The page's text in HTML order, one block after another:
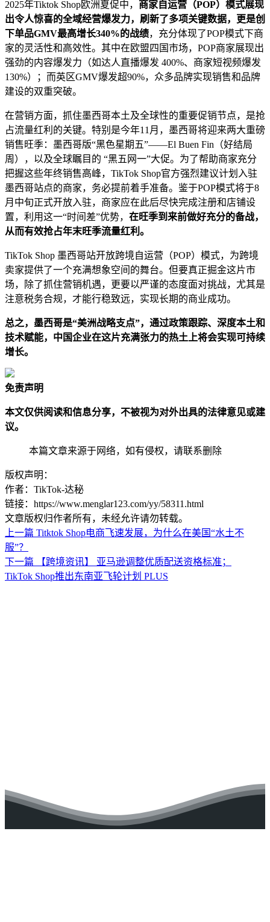
2025年Tiktok Shop欧洲夏促中， 商家自运营（POP）模式展现
出令人惊喜的全域经营爆发力，刷新了多项关键数据，更是创
下单品GMV最高增长340%的战绩，充分体现了POP模式下商
家的灵活性和高效性。其中在欧盟四国市场，POP商家展现出
强劲的内容爆发力（如达人直播爆发 400%、商家短视频爆发
130%）；而英区GMV爆发超90%，众多品牌实现销售和品牌
建设的双重突破。
在营销方面，抓住墨西哥本土及全球性的重要促销节点，是抢
占流量红利的关键。特别是今年11月，墨西哥将迎来两大重磅
销售旺季：墨西哥版“黑色星期五”——El Buen Fin（好结局
周），以及全球瞩目的 “黑五网一”大促。为了帮助商家充分
把握这些年终销售高峰，TikTok Shop官方强烈建议计划入驻
墨西哥站点的商家，务必提前着手准备。鉴于POP模式将于8
月中旬正式开放入驻，商家应在此后尽快完成注册和店铺设
置，利用这一“时间差”优势， 在旺季到来前做好充分的备战，
从而有效抢占年末旺季流量红利。
TikTok Shop 墨西哥站开放跨境自运营（POP）模式，为跨境
卖家提供了一个充满想象空间的舞台。但要真正掘金这片市
场，除了抓住营销机遇，更要以严谨的态度面对挑战，尤其是
注意税务合规，才能行稳致远，实现长期的商业成功。
总之，墨西哥是“美洲战略支点”，通过政策跟踪、深度本土和
技术赋能，中国企业在这片充满张力的热土上将会实现可持续
增长。
免责声明
本文仅供阅读和信息分享，不被视为对外出具的法律意见或建
议。
本篇文章来源于网络，如有侵权，请联系删除
版权声明：
作者：TikTok-达秘
链接：https://www.menglar123.com/yy/58311.html
文章版权归作者所有，未经允许请勿转载。
上一篇 Titktok Shop电商飞速发展，为什么在美国“水土不
服”？
下一篇
【跨境资讯】 亚马逊调整优质配送资格标准；
TikTok Shop推出东南亚飞轮计划 PLUS